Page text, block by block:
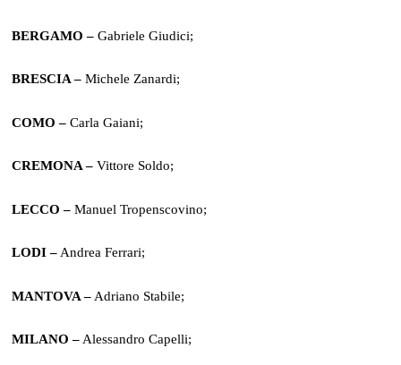
BERGAMO – Gabriele Giudici;
BRESCIA – Michele Zanardi;
COMO – Carla Gaiani;
CREMONA – Vittore Soldo;
LECCO – Manuel Tropenscovino;
LODI – Andrea Ferrari;
MANTOVA – Adriano Stabile;
MILANO – Alessandro Capelli;